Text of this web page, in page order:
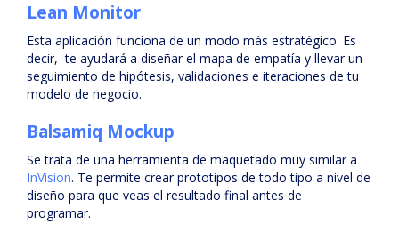
Lean Monitor
Esta aplicación funciona de un modo más estratégico. Es
decir, te ayudará a diseñar el mapa de empatía y llevar un
seguimiento de hipótesis, validaciones e iteraciones de tu
modelo de negocio.
Balsamiq Mockup
Se trata de una herramienta de maquetado muy similar a
InVision. Te permite crear prototipos de todo tipo a nivel de
diseño para que veas el resultado final antes de
programar.